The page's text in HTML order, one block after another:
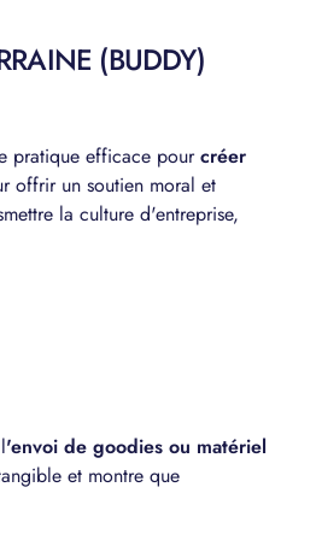
(BUDDY)
pratique efficace pourcréer
offrir un soutien moral et
la culture d'entreprise,
'envoi de goodies ou matériel
et montre que